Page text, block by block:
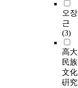
오장
근
(3)
高大
民族
文化
硏究